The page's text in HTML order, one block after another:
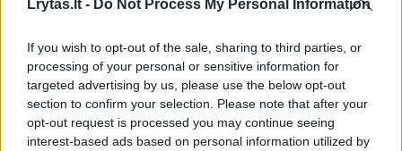
Lrytas.lt - Do Not Process My Personal Information
If you wish to opt-out of the sale, sharing to third parties, or
processing of your personal or sensitive information for
targeted advertising by us, please use the below opt-out
section to confirm your selection. Please note that after your
opt-out request is processed you may continue seeing
interest-based ads based on personal information utilized by
00:01:45
Patarė, kaip pasigaminti naudingą pirties arbatą:
pasiteisina jau 20 metų
Gyvenimo būdas